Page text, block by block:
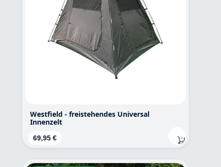
Westfield - freistehendes Universal
Innenzelt
Regulärer Preis:
69,95 €